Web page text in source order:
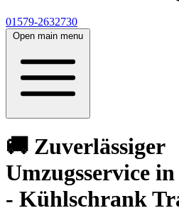
01579-2632730
Open main menu
🚚 Zuverlässiger
Umzugsservice
- Kühlschrank